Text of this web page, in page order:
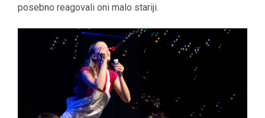
posebno reagovali oni malo stariji.